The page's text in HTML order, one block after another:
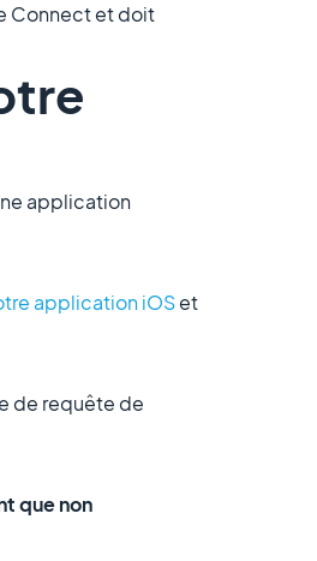
Connect et doit
application
application iOSet
de requête de
que non